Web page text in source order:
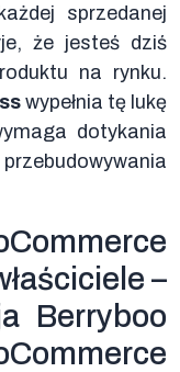
sprzedanej
że jesteś dziś
na rynku.
wypełnia tę lukę
dotykania
–
Berryboo